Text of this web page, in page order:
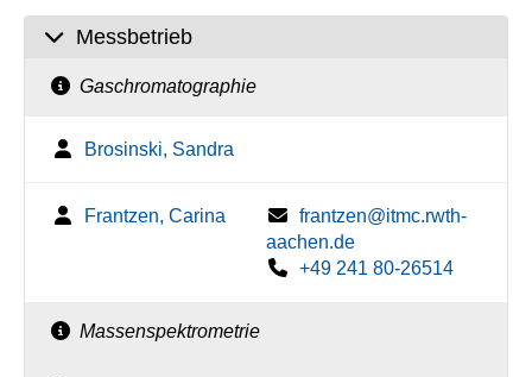
Messbetrieb
Gaschromatographie
Brosinski, Sandra
Frantzen, Carina
frantzen@itmc.rwth-
aachen.de
+49 241 80-26514
Massenspektrometrie